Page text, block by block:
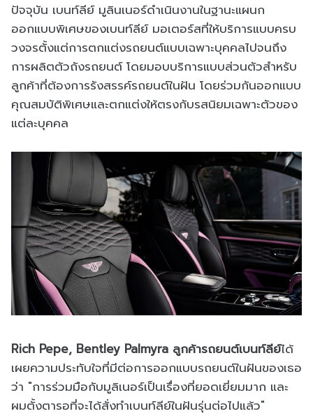
ปัจจุบัน เบนท์ลีย์ มูลินเนอร์ดำเนินงานในฐานะแผนก
ออกแบบพิเศษของเบนท์ลีย์ มอเตอร์สที่ให้บริการแบบครบ
วงจรตั้งแต่การตกแต่งรถยนต์แบบเฉพาะบุคคลไปจนถึง
การผลิตตัวถังรถยนต์ โดยมอบบริการแบบส่วนตัวสำหรับ
ลูกค้าที่ต้องการรังสรรค์รถยนต์ในฝัน โดยร่วมกันออกแบบ
คุณสมบัติพิเศษและตกแต่งให้ตรงกับรสนิยมเฉพาะตัวของ
แต่ละบุคคล
Rich Pepe, Bentley Palmyra ลูกค้ารถยนต์เบนท์ลีย์ได้
เผยความประทับใจที่มีต่อการออกแบบรถยนต์ในฝันของเธอ
ว่า "การร่วมมือกับมูลิเนอร์เป็นเรื่องที่ยอดเยี่ยมมาก และ
ผมตั้งตารอที่จะได้สั่งทำเบนท์ลีย์ในฝันรุ่นต่อไปแล้ว"